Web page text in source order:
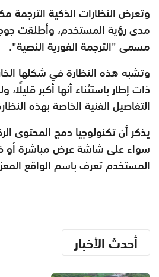
وتعرض النظارات الذكية
مدى رؤية المستخدم، وأطلقت
مسمى "الترجمة الفورية النصية".
وتشبه هذه النظارة في شكلها
ذات إطار باستثناء أنها أكبر
التفاصيل الفنية الخاصة بهذه
يذكر أن تكنولوجيا دمج المحتوى
سواء على شاشة عرض مباشرة أو
المستخدم تعرف باسم الواقع
أحدث الأخبار